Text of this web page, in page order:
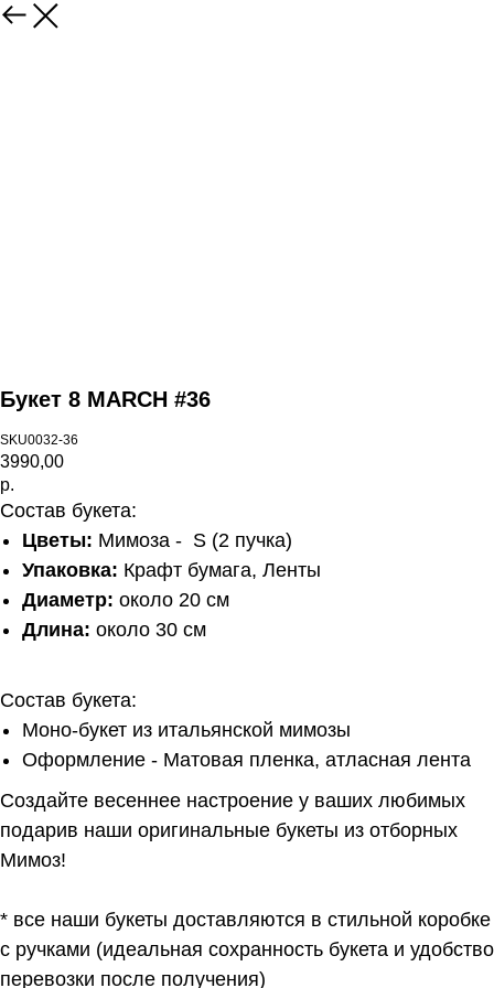
Назад
Букет 8 MARCH #36
SKU0032-36
3990,00
р.
Состав букета:
Цветы: Мимоза - S (2 пучка)
Упаковка: Крафт бумага, Ленты
Диаметр: около 20 см
Длина: около 30 см
Состав букета:
Моно-букет из итальянской мимозы
Оформление - Матовая пленка, атласная лента
Создайте весеннее настроение у ваших любимых
подарив наши оригинальные букеты из отборных
Мимоз!
* все наши букеты доставляются в стильной коробке
с ручками (идеальная сохранность букета и удобство
перевозки после получения)